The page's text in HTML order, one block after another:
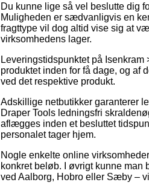
Du kunne lige så vel beslutte dig
Muligheden er sædvanligvis en
fragttype vil dog altid vise sig at
virksomhedens lager.
Leveringstidspunktet på
produktet inden for få dage, og af
ved det respektive produkt.
Adskillige netbutikker garanterer
Draper Tools ledningsfri
aflægges inden et besluttet
personalet tager hjem.
Nogle enkelte online
konkret beløb. I øvrigt kunne man
ved Aalborg, Hobro eller Sæby –